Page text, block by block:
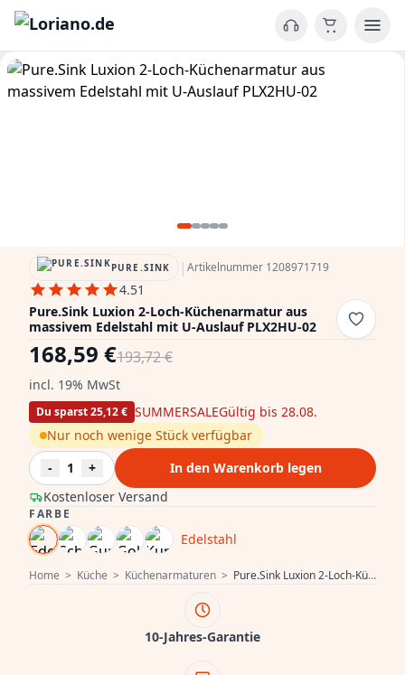
Home > Küche > Küchenarmaturen > Pure.Sink Luxion 2-Loch-Küchenarmatur aus massivem Edelstahl mit U-Auslauf PLX2HU-02
PURE.SINK | Artikelnummer 1208971719
4.51
Pure.Sink Luxion 2-Loch-Küchenarmatur aus
massivem Edelstahl mit U-Auslauf PLX2HU-02
168,59 €193,72 €
incl. 19% MwSt
Du sparst 25,12 € SUMMERSALEGültig bis 28.08.
Kostenloser Versand
Nur noch wenige Stück verfügbar
-
1 + In den Warenkorb legen
FARBE
Edelstahl
10-Jahres-Garantie